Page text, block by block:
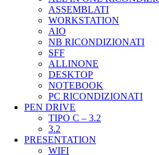
ASSEMBLATI
WORKSTATION
AIO
NB RICONDIZIONATI
SFF
ALLINONE
DESKTOP
NOTEBOOK
PC RICONDIZIONATI
PEN DRIVE
TIPO C – 3.2
3.2
PRESENTATION
WIFI